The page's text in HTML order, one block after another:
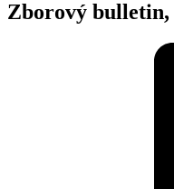
Zborový bulletin,